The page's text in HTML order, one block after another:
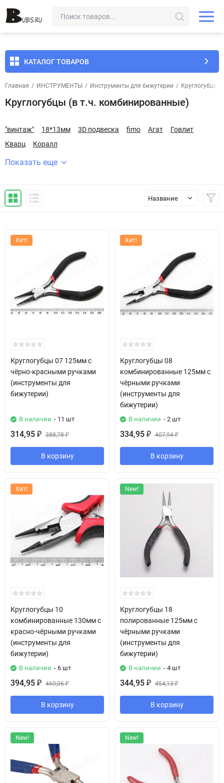
КАТАЛОГ ТОВАРОВ
Главная / ИНСТРУМЕНТЫ / Инструменты для бижутерии / Круглогубцы,
Круглогубцы (в т.ч. комбинированные)
"винтаж" 18*13мм 3D подвеска fimo Агат
Говлит
Кварц
Коралл
Показать еще
Название
Хит!
Круглогубцы 07 125мм с
чёрно-красными ручками
(инструменты для
бижутерии)
В наличии - 11 шт
314,95 ₽ 388,78₽
В корзину
Хит!
Круглогубцы 08
комбинированные 125мм с
чёрными ручками
(инструменты для
бижутерии)
В наличии - 2 шт
334,95 ₽ 407,94₽
В корзину
Хит!
Круглогубцы 10
комбинированные 130мм с
красно-чёрными ручками
(инструменты для
бижутерии)
В наличии - 6 шт
394,95 ₽ 460,06₽
В корзину
New!
Круглогубцы 18
полированные 125мм с
чёрными ручками
(инструменты для
бижутерии)
В наличии - 4 шт
344,95 ₽ 454,13₽
В корзину
New! New!